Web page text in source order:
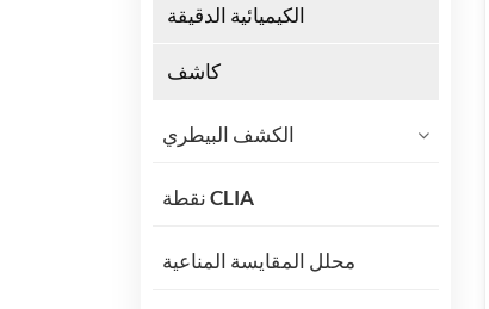
الكيميائية الدقيقة
كاشف
الكشف البيطري
نقطة CLIA
محلل المقايسة المناعية